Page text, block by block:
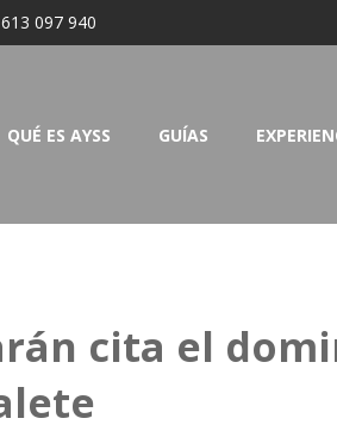
613 097 940
QUÉ ES AYSS GUÍAS
cita el